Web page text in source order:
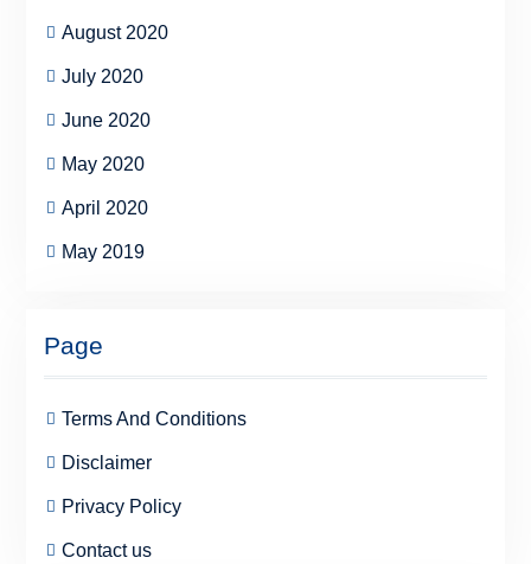
August 2020
July 2020
June 2020
May 2020
April 2020
May 2019
Page
Terms And Conditions
Disclaimer
Privacy Policy
Contact us